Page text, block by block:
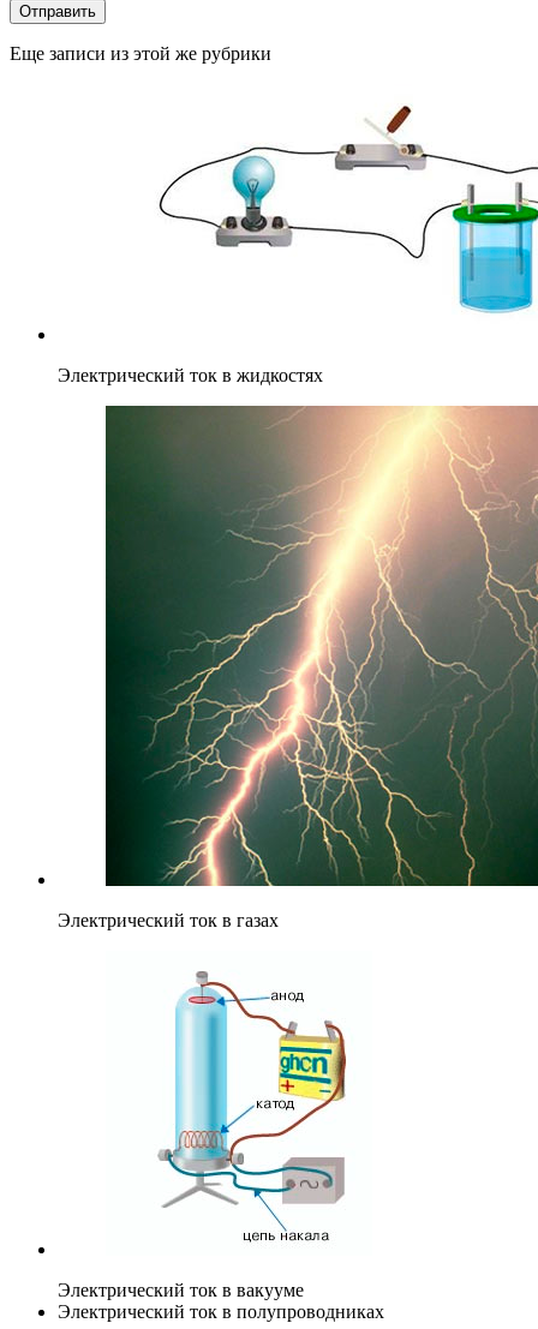
Отправить
Еще записи из этой же рубрики
Электрический ток в жидкостях
Электрический ток в газах
Электрический ток в вакууме
Электрический ток в полупроводниках